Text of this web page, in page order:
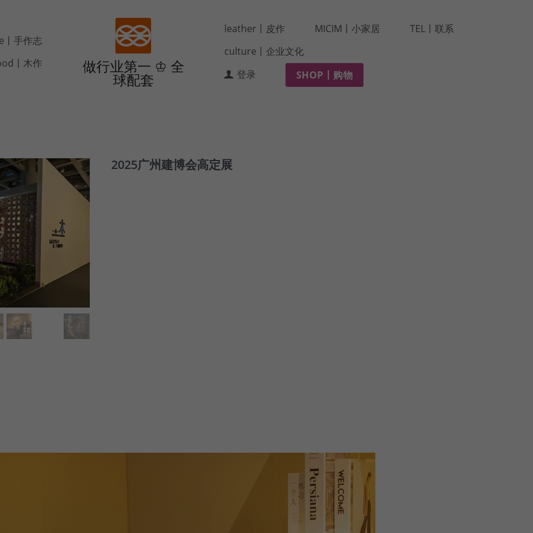
手作志
丨木作
做行业第一 ♔ 全
球配套
leather丨皮作 MICIM丨小家居
TEL丨联系
culture丨企业文化
登录
SHOP丨购物
2025广州建博会高定展